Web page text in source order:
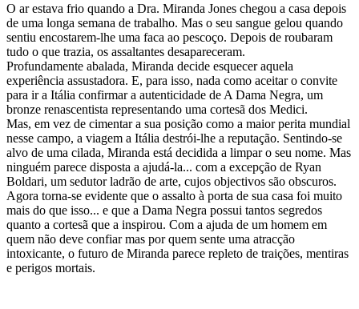
O ar estava frio quando a Dra. Miranda Jones chegou a casa depois
de uma longa semana de trabalho. Mas o seu sangue gelou quando
sentiu encostarem-lhe uma faca ao pescoço. Depois de roubaram
tudo o que trazia, os assaltantes desapareceram.
Profundamente abalada, Miranda decide esquecer aquela
experiência assustadora. E, para isso, nada como aceitar o convite
para ir a Itália confirmar a autenticidade de A Dama Negra, um
bronze renascentista representando uma cortesã dos Medici.
Mas, em vez de cimentar a sua posição como a maior perita mundial
nesse campo, a viagem a Itália destrói-lhe a reputação. Sentindo-se
alvo de uma cilada, Miranda está decidida a limpar o seu nome. Mas
ninguém parece disposta a ajudá-la... com a excepção de Ryan
Boldari, um sedutor ladrão de arte, cujos objectivos são obscuros.
Agora torna-se evidente que o assalto à porta de sua casa foi muito
mais do que isso... e que a Dama Negra possui tantos segredos
quanto a cortesã que a inspirou. Com a ajuda de um homem em
quem não deve confiar mas por quem sente uma atracção
intoxicante, o futuro de Miranda parece repleto de traições, mentiras
e perigos mortais.